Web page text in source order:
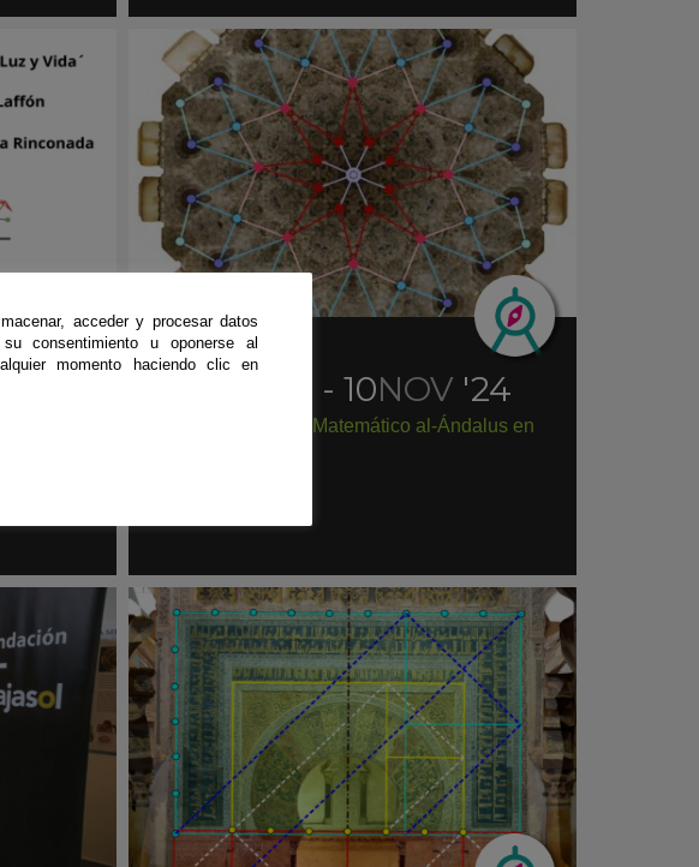
la
Exposición|Trípoli
'24 - 10NOV '24
Exposición Paseo Matemático al-Ándalus en
acceder y procesar datos
consentimiento u oponerse al
momento haciendo clic en